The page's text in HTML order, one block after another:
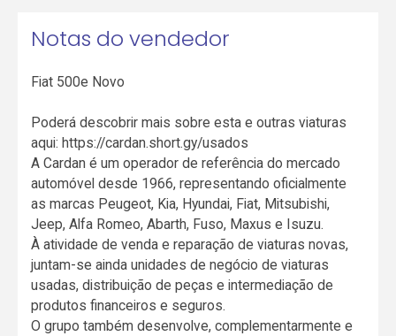
Notas do vendedor
Fiat 500e Novo
Poderá descobrir mais sobre esta e outras viaturas
aqui: https://cardan.short.gy/usados
A Cardan é um operador de referência do mercado
automóvel desde 1966, representando oficialmente
as marcas Peugeot, Kia, Hyundai, Fiat, Mitsubishi,
Jeep, Alfa Romeo, Abarth, Fuso, Maxus e Isuzu.
À atividade de venda e reparação de viaturas novas,
juntam-se ainda unidades de negócio de viaturas
usadas, distribuição de peças e intermediação de
produtos financeiros e seguros.
O grupo também desenvolve, complementarmente e